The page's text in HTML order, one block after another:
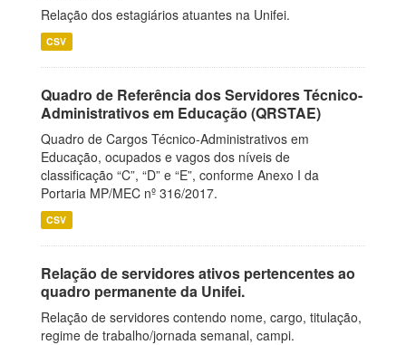
Relação dos estagiários atuantes na Unifei.
CSV
Quadro de Referência dos Servidores Técnico-
Administrativos em Educação (QRSTAE)
Quadro de Cargos Técnico-Administrativos em
Educação, ocupados e vagos dos níveis de
classificação “C”, “D” e “E”, conforme Anexo I da
Portaria MP/MEC nº 316/2017.
CSV
Relação de servidores ativos pertencentes ao
quadro permanente da Unifei.
Relação de servidores contendo nome, cargo, titulação,
regime de trabalho/jornada semanal, campi.